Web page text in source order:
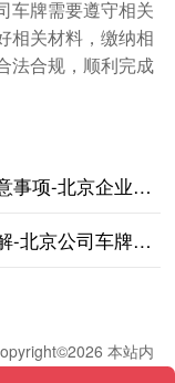
车牌需要遵守相关
相关材料，缴纳相
法合规，顺利完成
牌转让条件与费用详解
转让步骤与流程指导
本站内